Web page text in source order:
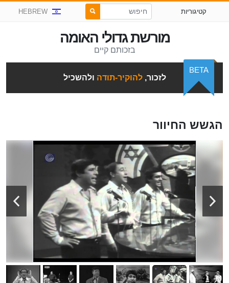
קטיגוריות HEBREW
מורשת גדולי האומה
בזכותם קיים
לזכור,להוקיר-תודה ולהשכיל
BETA
הגשש החיוור